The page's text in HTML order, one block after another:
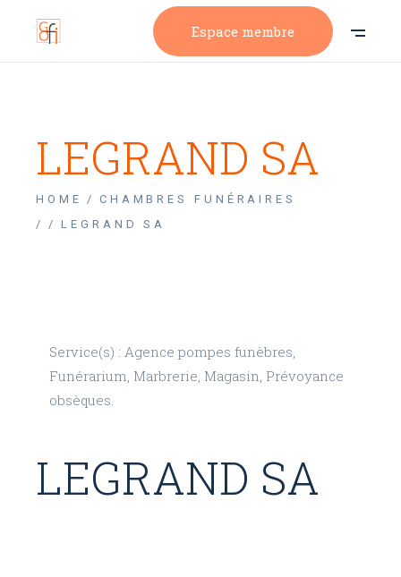
Espace membre
LEGRAND SA
HOME
CHAMBRES FUNÉRAIRES
/
LEGRAND SA
Service(s) : Agence pompes funèbres,
Funérarium, Marbrerie, Magasin, Prévoyance
obsèques.
LEGRAND SA